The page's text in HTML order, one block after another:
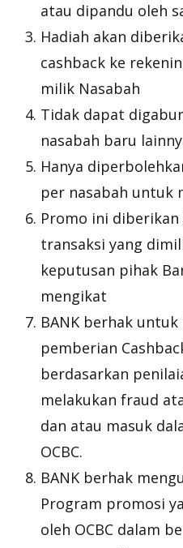
atau dipandu oleh
Hadiah akan
cashback ke
milik Nasabah
Tidak dapat
nasabah baru
Hanya
per nasabah untuk
Promo ini
transaksi yang
keputusan pihak
mengikat
BANK berhak
pemberian
berdasarkan
melakukan fraud
dan atau masuk
OCBC.
BANK berhak
Program promosi
oleh OCBC dalam